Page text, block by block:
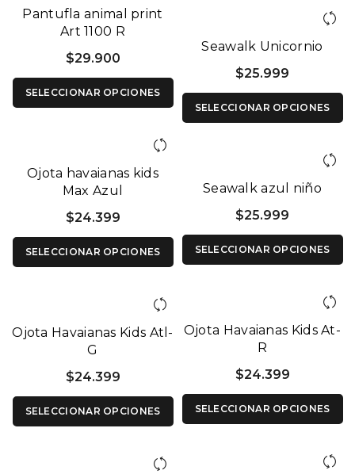
Pantufla animal print
Art 1100 R
$29.900
SELECCIONAR OPCIONES
Seawalk Unicornio
$25.999
SELECCIONAR OPCIONES
Ojota havaianas kids
Max Azul
$24.399
SELECCIONAR OPCIONES
Seawalk azul niño
$25.999
SELECCIONAR OPCIONES
Ojota Havaianas Kids At-
R
$24.399
SELECCIONAR OPCIONES
Ojota Havaianas Kids Atl-
G
$24.399
SELECCIONAR OPCIONES